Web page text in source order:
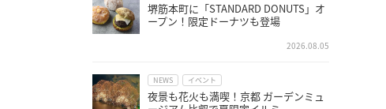
堺筋本町に「STANDARD DONUTS」オ
ープン！限定ドーナツも登場
2026.08.05
NEWS イベント
夜景も花火も満喫！京都 ガーデンミュ